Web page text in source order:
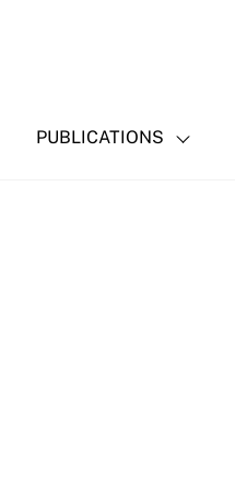
PUBLICATIONS